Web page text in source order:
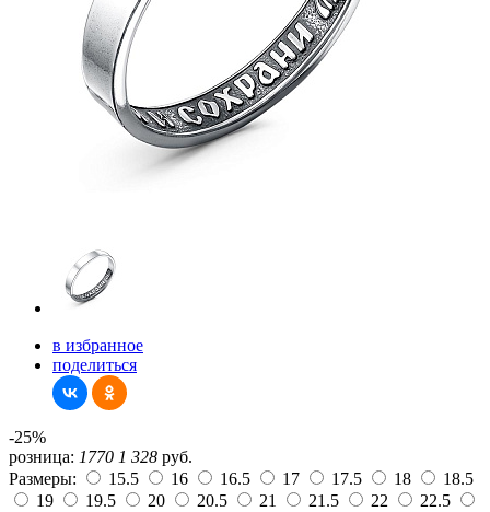
в избранное
поделиться
-25%
розница: 1770 1 328 руб.
Размеры:
15.5 16 16.5 17 17.5 18
18.5
19
19.5 20 20.5 21 21.5 22
22.5